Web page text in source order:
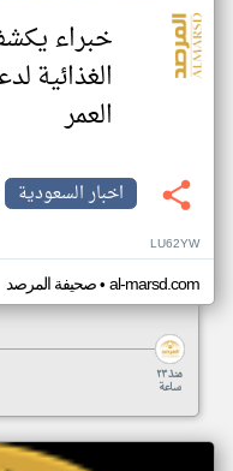
خبراء
الغذائية
العمر
اخبار السعودية
LU62YW
صحيفة المرصد• al-marsd.com
منذ ٢٣
ساعة